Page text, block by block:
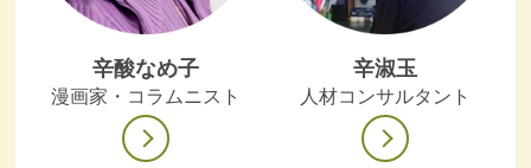
辛酸なめ子
漫画家・コラムニスト
辛淑玉
人材コンサルタント